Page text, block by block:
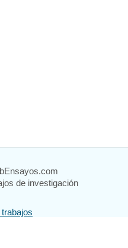
de investigación